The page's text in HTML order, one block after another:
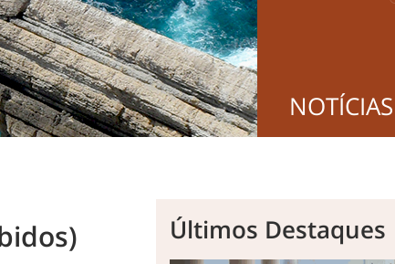
NOTÍCIAS
Últimos Destaques